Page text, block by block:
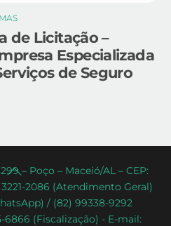
de Licitação –
Especializada
de Seguro
Back
To
Top
– Poço – Maceió/AL – CEP:
2086 (Atendimento Geral)
/ (82) 99338-9292
6866 (Fiscalização) - E-mail: